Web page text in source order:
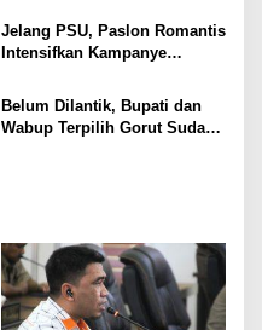
Lewat Orang-Orang Baik
Jelang PSU, Paslon Romantis
Intensifkan Kampanye
Belum Dilantik, Bupati dan
Wabup Terpilih Gorut Sudah